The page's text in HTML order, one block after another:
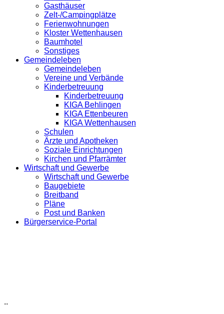
Gasthäuser
Zelt-/Campingplätze
Ferienwohnungen
Kloster Wettenhausen
Baumhotel
Sonstiges
Gemeindeleben
Gemeindeleben
Vereine und Verbände
Kinderbetreuung
Kinderbetreuung
KIGA Behlingen
KIGA Ettenbeuren
KIGA Wettenhausen
Schulen
Ärzte und Apotheken
Soziale Einrichtungen
Kirchen und Pfarrämter
Wirtschaft und Gewerbe
Wirtschaft und Gewerbe
Baugebiete
Breitband
Pläne
Post und Banken
Bürgerservice-Portal
..